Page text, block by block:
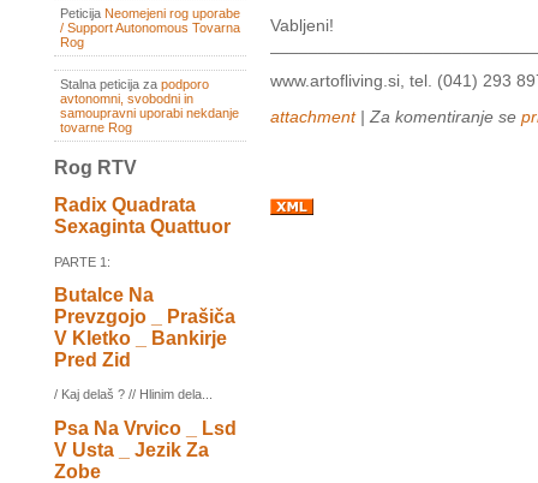
Peticija Neomejeni rog uporabe
/ Support Autonomous Tovarna
Rog
Stalna peticija za podporo
avtonomni, svobodni in
samoupravni uporabi nekdanje
tovarne Rog
Rog RTV
Radix Quadrata
Sexaginta Quattuor
PARTE 1:
Butalce Na
Prevzgojo _ Prašiča
V Kletko _ Bankirje
Pred Zid
/ Kaj delaš ? // Hlinim dela...
Psa Na Vrvico _ Lsd
V Usta _ Jezik Za
Zobe
Vabljeni!
www.artofliving.si, tel. (041) 293
attachment| Za komentiranje se